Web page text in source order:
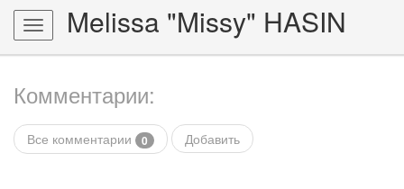
Toggle
navigation
Melissa "Missy" HASIN
Комментарии:
Все комментарии 0 Добавить